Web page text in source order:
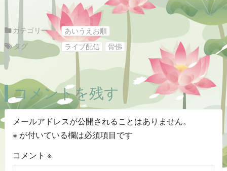
カテゴリー
あいうえお順
タグ
ライブ配信 骨佛
コメントを残す
メールアドレスが公開されることはありません。
※が付いている欄は必須項目です
コメント ※